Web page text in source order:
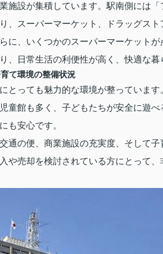
施設が集積しています。駅南側には
、スーパーマーケット、ドラッグス
に、いくつかのスーパーマーケット
、日常生活の利便性が高く、快適な暮
て環境の整備状況
とっても魅力的な環境が整っていま
童館も多く、子どもたちが安全に遊
も安心です。
通の便、商業施設の充実度、そして
や売却を検討されている方にとって、